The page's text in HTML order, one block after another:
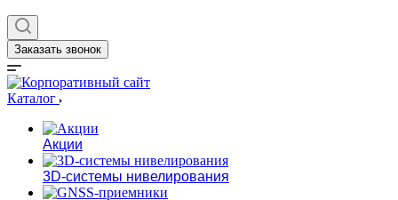
Заказать звонок
Каталог
Акции
3D-системы нивелирования